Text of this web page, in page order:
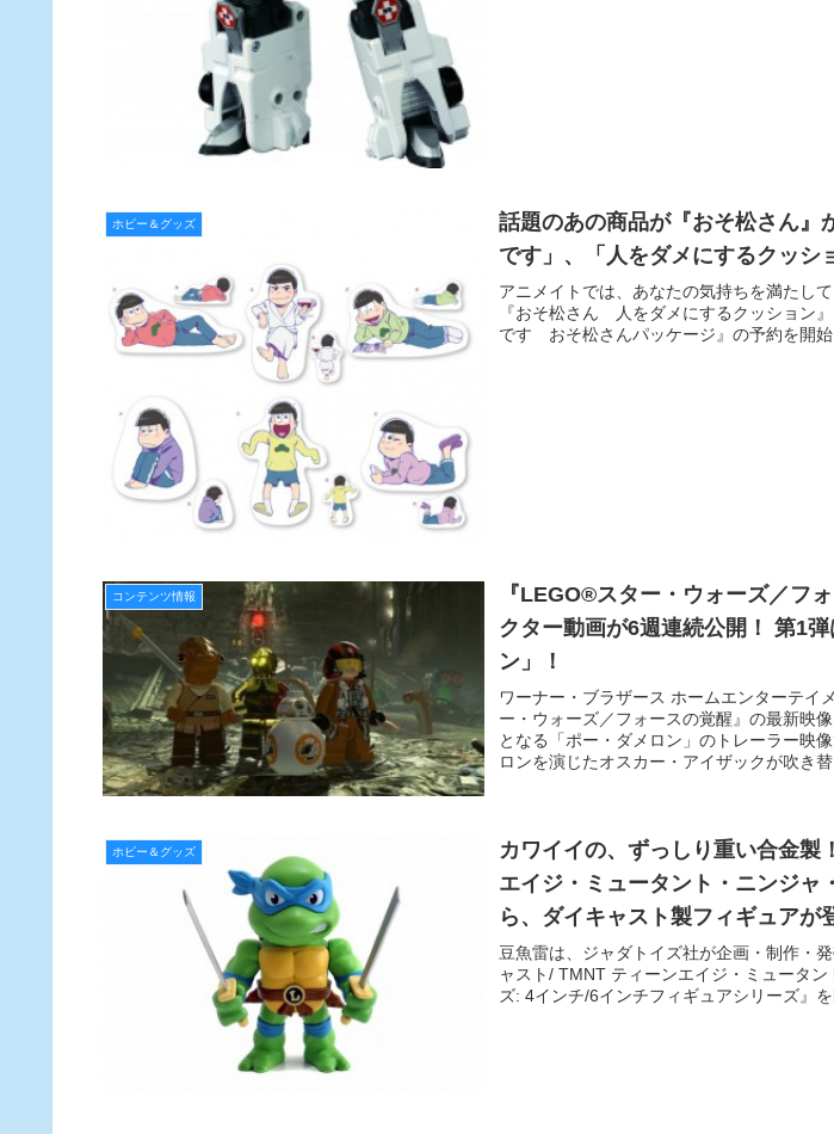
ホビー＆グッズ
話題のあの商品が『おそ松さん』
です」、「人をダメにするクッシ
アニメイトでは、あなたの気持ちを満たし
『おそ松さん 人をダメにするクッション
です おそ松さんパッケージ』の予約を開始
コンテンツ情報
『LEGO®スター・ウォーズ／フ
クター動画が6週連続公開！ 第1
ン」！
ワーナー・ブラザース ホームエンターテイ
ー・ウォーズ／フォースの覚醒』の最新映
となる「ポー・ダメロン」のトレーラー映
ロンを演じたオスカー・アイザックが吹き
ホビー＆グッズ
カワイイの、ずっしり重い合金製
エイジ・ミュータント・ニンジャ
ら、ダイキャスト製フィギュアが
豆魚雷は、ジャダトイズ社が企画・制作・
ャスト/ TMNT ティーンエイジ・ミュータ
ズ: 4インチ/6インチフィギュアシリーズ』を